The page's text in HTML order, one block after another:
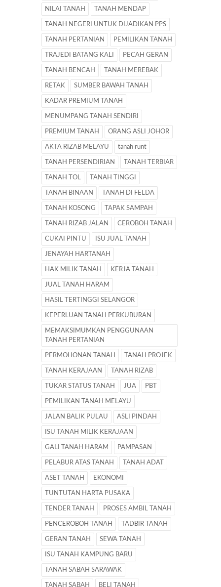
NILAI TANAH TANAH MENDAP
TANAH NEGERI UNTUK DIJADIKAN PPS
TANAH PERTANIAN PEMILIKAN TANAH
TRAJEDI BATANG KALI PECAH GERAN
TANAH BENCAH TANAH MEREBAK
RETAK SUMBER BAWAH TANAH
KADAR PREMIUM TANAH
MENUMPANG TANAH SENDIRI
PREMIUM TANAH ORANG ASLI JOHOR
AKTA RIZAB MELAYU tanah runt
TANAH PERSENDIRIAN TANAH TERBIAR
TANAH TOL TANAH TINGGI
TANAH BINAAN TANAH DI FELDA
TANAH KOSONG TAPAK SAMPAH
TANAH RIZAB JALAN CEROBOH TANAH
CUKAI PINTU ISU JUAL TANAH
JENAYAH HARTANAH
HAK MILIK TANAH KERJA TANAH
JUAL TANAH HARAM
HASIL TERTINGGI SELANGOR
KEPERLUAN TANAH PERKUBURAN
MEMAKSIMUMKAN PENGGUNAAN
TANAH PERTANIAN
PERMOHONAN TANAH TANAH PROJEK
TANAH KERAJAAN TANAH RIZAB
TUKAR STATUS TANAH JUA PBT
PEMILIKAN TANAH MELAYU
JALAN BALIK PULAU ASLI PINDAH
ISU TANAH MILIK KERAJAAN
GALI TANAH HARAM PAMPASAN
PELABUR ATAS TANAH TANAH ADAT
ASET TANAH EKONOMI
TUNTUTAN HARTA PUSAKA
TENDER TANAH PROSES AMBIL TANAH
PENCEROBOH TANAH TADBIR TANAH
GERAN TANAH SEWA TANAH
ISU TANAH KAMPUNG BARU
TANAH SABAH SARAWAK
TANAH SABAH BELI TANAH